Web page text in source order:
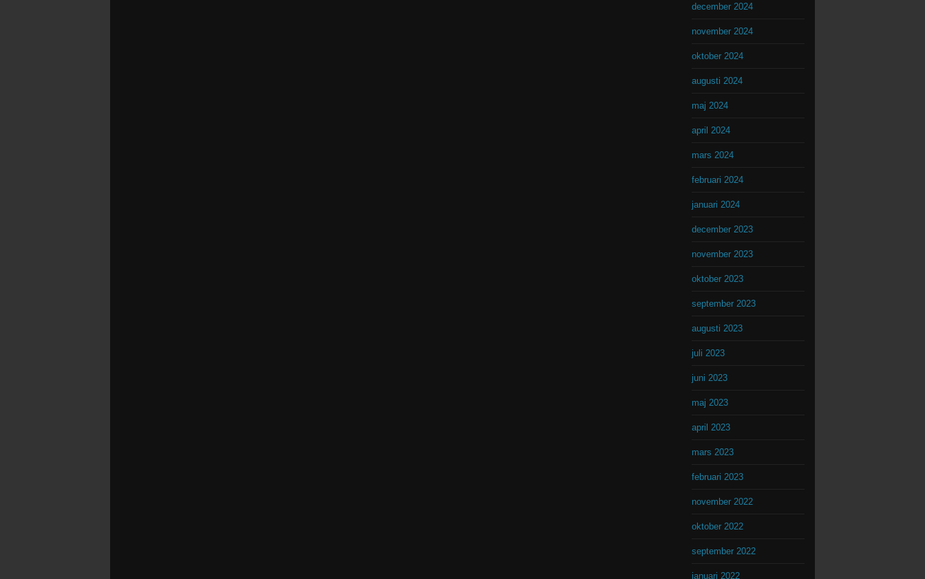
december 2024
november 2024
oktober 2024
augusti 2024
maj 2024
april 2024
mars 2024
februari 2024
januari 2024
december 2023
november 2023
oktober 2023
september 2023
augusti 2023
juli 2023
juni 2023
maj 2023
april 2023
mars 2023
februari 2023
november 2022
oktober 2022
september 2022
januari 2022